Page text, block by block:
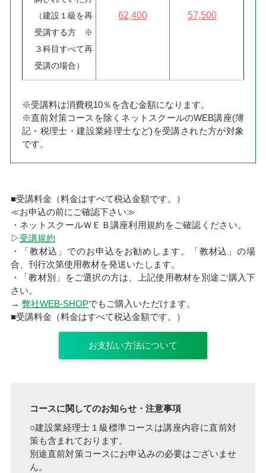
（建設１級を再
受講する方 ※
３科目すべて再
受講の場合）
62,400 57,500
※受講料は消費税10％を含む金額になります。
※直前対策コースを除くネットスクールのWEB講座(簿
記・税理士・建設業経理士など)を受講された方が対象
です。
■受講料金（料金はすべて税込金額です。）
≪お申込の前にご確認下さい≫
・ネットスクールＷＥＢ講座利用規約をご確認ください。
▷ 受講規約
・「教材込」でのお申込をお勧めします。「教材込」の場
合、刊行次第使用教材を発送いたします。
・「教材別」をご選択の方は、上記使用教材を別途ご購入下
さい。
→ 弊社WEB-SHOPでもご購入いただけます。
■受講料金（料金はすべて税込金額です。）
お支払い方法について
コースに関してのお知らせ・注意事項
○建設業経理士１級標準コースは講座内容に直前対
策も含まれております。
別途直前対策コースにお申込みの必要はございませ
ん。